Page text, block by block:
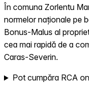
În comuna Zorlentu
normelor naționale pe
Bonus-Malus al
cea mai rapidă de a
Caras-Severin.
Pot cumpăra RCA